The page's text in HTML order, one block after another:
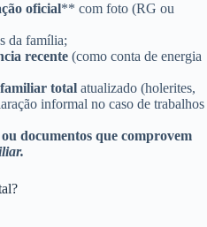
oficial** com foto (RG ou
da família;
recente (como conta de energia
total atualizado (holerites,
informal no caso de trabalhos
documentos que comprovem